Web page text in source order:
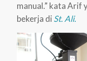
manual.” kata Arif
bekerja di St. Ali.